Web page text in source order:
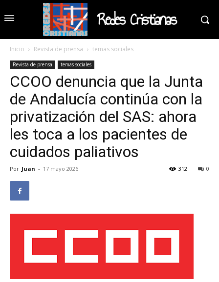
Redes Cristianas
Inicio Revista de prensa temas sociales
Revista de prensa temas sociales
CCOO denuncia que la Junta
de Andalucía continúa con la
privatización del SAS: ahora
les toca a los pacientes de
cuidados paliativos
Por Juan - 17 mayo 2026 0
312